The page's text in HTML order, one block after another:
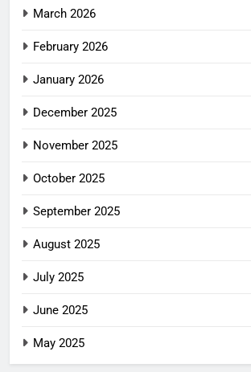
March 2026
February 2026
January 2026
December 2025
November 2025
October 2025
September 2025
August 2025
July 2025
June 2025
May 2025